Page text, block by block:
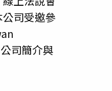
司受邀參
司簡介與